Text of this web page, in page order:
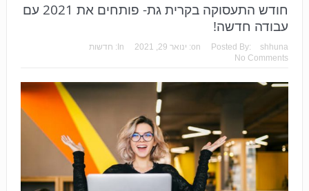
חודש התעסוקה בקרית גת- פותחים את 2021 עם
עבודה חדשה!
Posted By: shhuna
on: ינואר 29, 2021 In:
חדשות
No Comments